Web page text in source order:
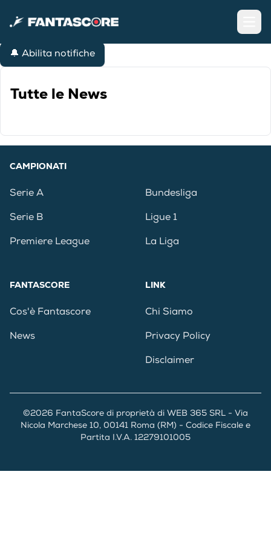
🔔 Abilita notifiche
Tutte le News
CAMPIONATI
Serie A
Serie B
Premiere League
Bundesliga
Ligue 1
La Liga
FANTASCORE
Cos'è Fantascore
News
LINK
Chi Siamo
Privacy Policy
Disclaimer
©2026 FantaScore di proprietà di WEB 365 SRL - Via
Nicola Marchese 10, 00141 Roma (RM) - Codice Fiscale e
Partita I.V.A. 12279101005